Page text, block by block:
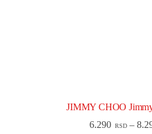
JIMMY CHOO
6.290 RSD –